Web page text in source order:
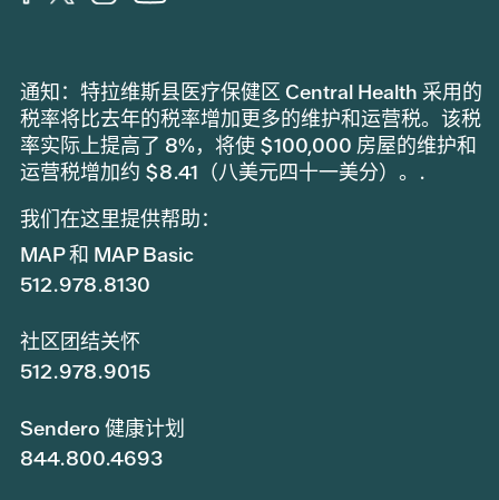
通知：特拉维斯县医疗保健区 Central Health 采用的
税率将比去年的税率增加更多的维护和运营税。该税
率实际上提高了 8%，将使 $100,000 房屋的维护和
运营税增加约 $8.41（八美元四十一美分）。.
我们在这里提供帮助：
MAP 和 MAP Basic
512.978.8130
社区团结关怀
512.978.9015
Sendero 健康计划
844.800.4693